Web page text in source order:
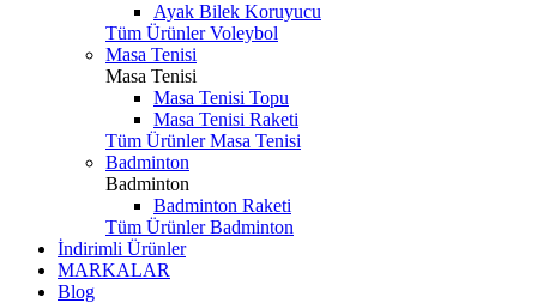
Ayak Bilek Koruyucu
Tüm Ürünler Voleybol
Masa Tenisi
Masa Tenisi
Masa Tenisi Topu
Masa Tenisi Raketi
Tüm Ürünler Masa Tenisi
Badminton
Badminton
Badminton Raketi
Tüm Ürünler Badminton
İndirimli Ürünler
MARKALAR
Blog